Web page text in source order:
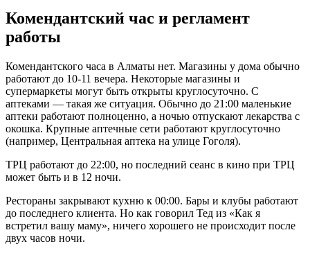
Комендантский час и регламент
работы
Комендантского часа в Алматы нет. Магазины у дома обычно
работают до 10-11 вечера. Некоторые магазины и
супермаркеты могут быть открыты круглосуточно. С
аптеками — такая же ситуация. Обычно до 21:00 маленькие
аптеки работают полноценно, а ночью отпускают лекарства с
окошка. Крупные аптечные сети работают круглосуточно
(например, Центральная аптека на улице Гоголя).
ТРЦ работают до 22:00, но последний сеанс в кино при ТРЦ
может быть и в 12 ночи.
Рестораны закрывают кухню к 00:00. Бары и клубы работают
до последнего клиента. Но как говорил Тед из «Как я
встретил вашу маму», ничего хорошего не происходит после
двух часов ночи.